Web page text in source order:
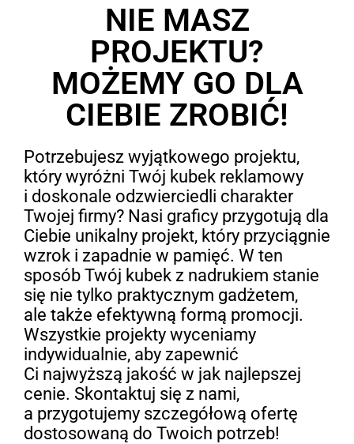
NIE MASZ
PROJEKTU?
MOŻEMY GO DLA
CIEBIE ZROBIĆ!
Potrzebujesz wyjątkowego projektu,
który wyróżni Twój kubek reklamowy
i doskonale odzwierciedli charakter
Twojej firmy? Nasi graficy przygotują dla
Ciebie unikalny projekt, który przyciągnie
wzrok i zapadnie w pamięć. W ten
sposób Twój kubek z nadrukiem stanie
się nie tylko praktycznym gadżetem,
ale także efektywną formą promocji.
Wszystkie projekty wyceniamy
indywidualnie, aby zapewnić
Ci najwyższą jakość w jak najlepszej
cenie. Skontaktuj się z nami,
a przygotujemy szczegółową ofertę
dostosowaną do Twoich potrzeb!